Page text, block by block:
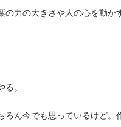
力の大きさや人の心を動か
。
ん今でも思っているけど。